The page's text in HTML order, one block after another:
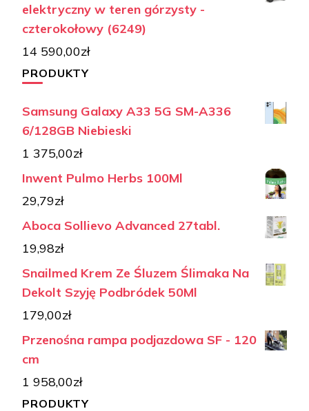
elektryczny w teren górzysty -
czterokołowy (6249)
14 590,00zł
PRODUKTY
Samsung Galaxy A33 5G SM-A336
6/128GB Niebieski
1 375,00zł
Inwent Pulmo Herbs 100Ml
29,79zł
Aboca Sollievo Advanced 27tabl.
19,98zł
Snailmed Krem Ze Śluzem Ślimaka Na
Dekolt Szyję Podbródek 50Ml
179,00zł
Przenośna rampa podjazdowa SF - 120
cm
1 958,00zł
PRODUKTY